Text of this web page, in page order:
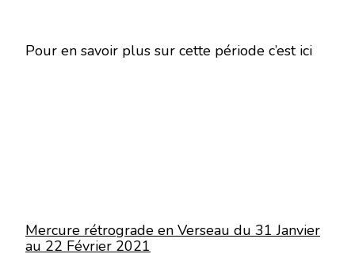
Pour en savoir plus sur cette période c’est ici
Mercure rétrograde en Verseau du 31 Janvier
au 22 Février 2021